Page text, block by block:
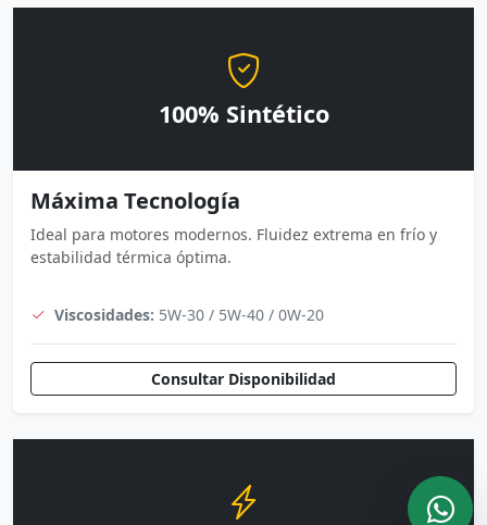
100% Sintético
Máxima Tecnología
Ideal para motores modernos. Fluidez extrema en frío y
estabilidad térmica óptima.
Viscosidades: 5W-30 / 5W-40 / 0W-20
Consultar Disponibilidad